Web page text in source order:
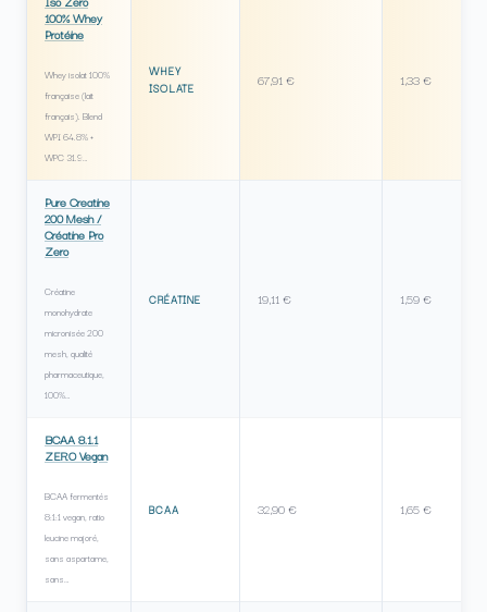
100% Whey
Protéine
Whey isolat 100%
française (lait
français). Blend
WPI 64.8% +
WPC 31.9…
WHEY
ISOLATE
67,91 € 1,33 €
Pure Creatine
200 Mesh /
Créatine Pro
Zero
Créatine
monohydrate
micronisée 200
mesh, qualité
pharmaceutique,
100%…
CRÉATINE 19,11 € 1,59 €
BCAA 8.1.1
ZERO Vegan
BCAA fermentés
8:1:1 vegan, ratio
leucine majoré,
sans aspartame,
sans…
BCAA 32,90 € 1,65 €